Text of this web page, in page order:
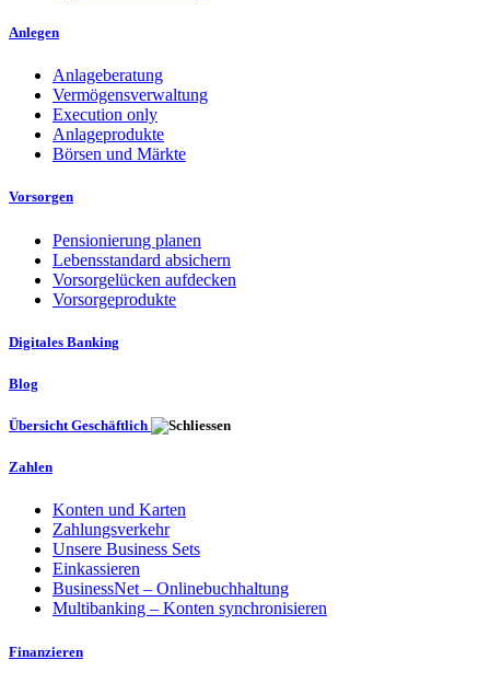
Anlegen
Anlageberatung
Vermögensverwaltung
Execution only
Anlageprodukte
Börsen und Märkte
Vorsorgen
Pensionierung planen
Lebensstandard absichern
Vorsorgelücken aufdecken
Vorsorgeprodukte
Digitales Banking
Blog
Übersicht Geschäftlich
Zahlen
Konten und Karten
Zahlungsverkehr
Unsere Business Sets
Einkassieren
BusinessNet – Onlinebuchhaltung
Multibanking – Konten synchronisieren
Finanzieren